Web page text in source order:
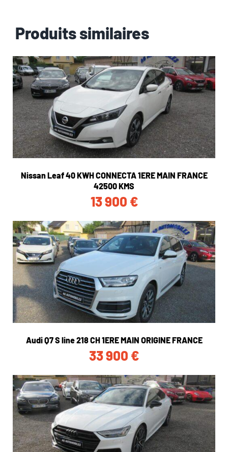
Produits similaires
Nissan Leaf 40 KWH CONNECTA 1ERE MAIN FRANCE
42500 KMS
13 900 €
Audi Q7 S line 218 CH 1ERE MAIN ORIGINE FRANCE
33 900 €